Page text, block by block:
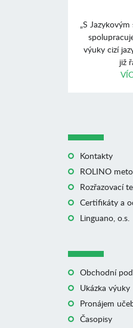
„S
výuky cizí
již
Kontakty
ROLINO
Rozřazovací
Certifikáty a
Linguano, o.s.
Obchodní
Ukázka výuky
Pronájem
Časopisy